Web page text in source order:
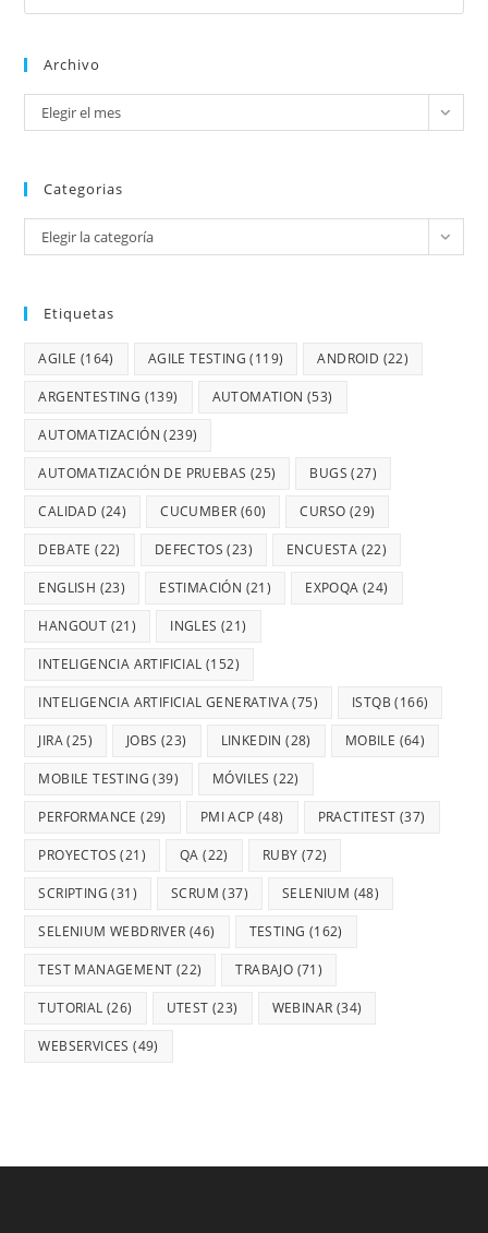
Archivo
Elegir el mes
Categorias
Elegir la categoría
Etiquetas
AGILE (164) AGILE TESTING (119) ANDROID (22)
ARGENTESTING (139) AUTOMATION (53)
AUTOMATIZACIÓN (239)
AUTOMATIZACIÓN DE PRUEBAS (25) BUGS (27)
CALIDAD (24) CUCUMBER (60) CURSO (29)
DEBATE (22) DEFECTOS (23) ENCUESTA (22)
ENGLISH (23) ESTIMACIÓN (21) EXPOQA (24)
HANGOUT (21) INGLES (21)
INTELIGENCIA ARTIFICIAL (152)
INTELIGENCIA ARTIFICIAL GENERATIVA(75) ISTQB (166)
JIRA(25) JOBS (23) LINKEDIN (28) MOBILE (64)
MOBILE TESTING (39) MÓVILES (22)
PERFORMANCE (29) PMI ACP (48) PRACTITEST (37)
PROYECTOS (21) QA (22) RUBY (72)
SCRIPTING (31) SCRUM (37) SELENIUM (48)
SELENIUM WEBDRIVER (46) TESTING (162)
TEST MANAGEMENT (22) TRABAJO (71)
TUTORIAL (26) UTEST (23) WEBINAR (34)
WEBSERVICES (49)